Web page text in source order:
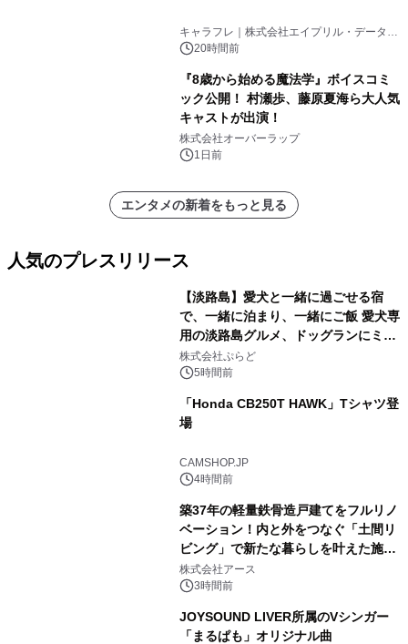
キャラフレ｜株式会社エイプリル・データ・
デザインズ
20時間前
『8歳から始める魔法学』ボイスコミ
ック公開！ 村瀬歩、藤原夏海ら大人気
キャストが出演！
株式会社オーバーラップ
1日前
エンタメの新着をもっと見る
人気のプレスリリース
【淡路島】愛犬と一緒に過ごせる宿
で、一緒に泊まり、一緒にご飯 愛犬専
用の淡路島グルメ、ドッグランにミニ
プール グランピングとトレーラーハウ
スの2施設で
株式会社ぷらど
5時間前
「Honda CB250T HAWK」Tシャツ登
場
CAMSHOP.JP
4時間前
築37年の軽量鉄骨造戸建てをフルリノ
ベーション！内と外をつなぐ「土間リ
ビング」で新たな暮らしを叶えた施工
事例を株式会社アースが公開
株式会社アース
3時間前
JOYSOUND LIVER所属のVシンガー
「まるぱも」オリジナル曲